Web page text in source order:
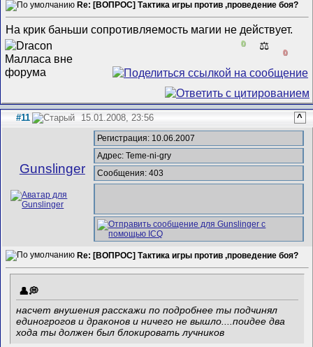
Re: [ВОПРОС] Тактика игры против ,проведение боя?
На крик баньши сопротивляемость магии не действует.
0 ⚖️
0
#11 15.01.2008, 23:56 ^
Gunslinger
Регистрация: 10.06.2007
Адрес: Teme-ni-gry
Сообщения: 403
Re: [ВОПРОС] Тактика игры против ,проведение боя?
насчет внушения расскажи по подробнее ты подчинял
единогрогов и драконов и ничего не вышло....поидее два
хода ты должен был блокировать лучников